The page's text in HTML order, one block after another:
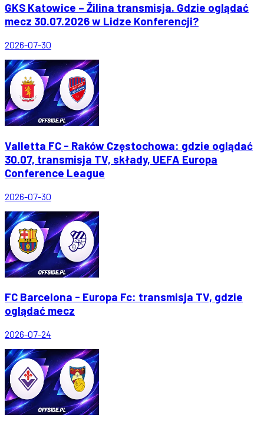
GKS Katowice – Žilina transmisja. Gdzie oglądać
mecz 30.07.2026 w Lidze Konferencji?
2026-07-30
Valletta FC - Raków Częstochowa: gdzie oglądać
30.07, transmisja TV, składy, UEFA Europa
Conference League
2026-07-30
FC Barcelona - Europa Fc: transmisja TV, gdzie
oglądać mecz
2026-07-24